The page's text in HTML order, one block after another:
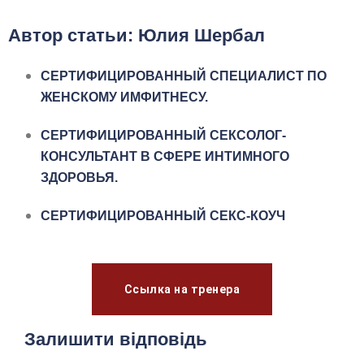
Автор статьи: Юлия Шербал
СЕРТИФИЦИРОВАННЫЙ СПЕЦИАЛИСТ ПО
ЖЕНСКОМУ ИМФИТНЕСУ.
СЕРТИФИЦИРОВАННЫЙ СЕКСОЛОГ-
КОНСУЛЬТАНТ В СФЕРЕ ИНТИМНОГО
ЗДОРОВЬЯ.
СЕРТИФИЦИРОВАННЫЙ СЕКС-КОУЧ
Ссылка на тренера
Залишити відповідь